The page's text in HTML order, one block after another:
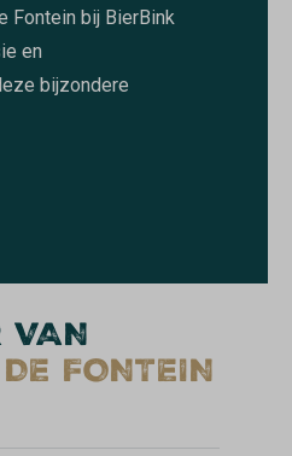
Fontein bij BierBink
en
bijzondere
VAN
FONTEIN